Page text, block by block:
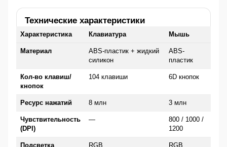
Технические характеристики
Характеристика Клавиатура Мышь
Материал
ABS-пластик + жидкий
силикон
ABS-
пластик
Кол-во клавиш/
кнопок
104 клавиши 6D кнопок
Ресурс нажатий 8 млн 3 млн
Чувствительность
(DPI)
—
800 / 1000 /
1200
Подсветка RGB RGB